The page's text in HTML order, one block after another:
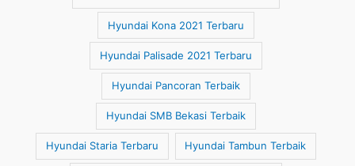
Hyundai Kona 2021 Terbaru
Hyundai Palisade 2021 Terbaru
Hyundai Pancoran Terbaik
Hyundai SMB Bekasi Terbaik
Hyundai Staria Terbaru Hyundai Tambun Terbaik